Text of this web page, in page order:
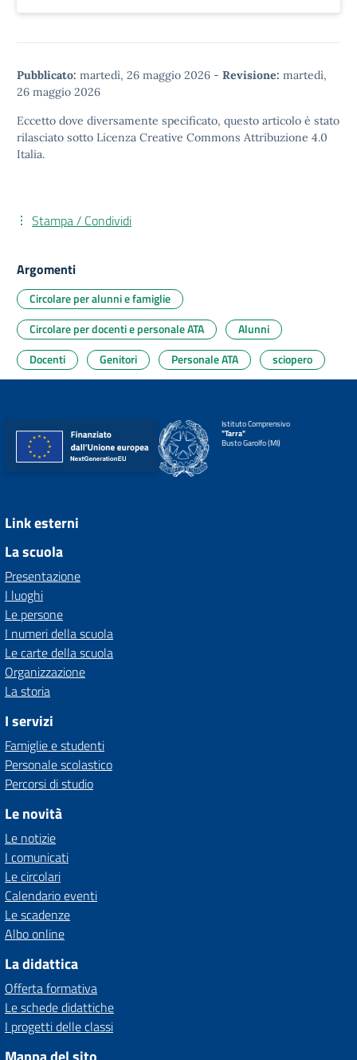
Pubblicato: martedì, 26 maggio 2026 - Revisione: martedì,
26 maggio 2026
Eccetto dove diversamente specificato, questo articolo è stato
rilasciato sotto Licenza Creative Commons Attribuzione 4.0
Italia.
Stampa / Condividi
Argomenti
Circolare per alunni e famiglie
Circolare per docenti e personale ATA
Alunni
Docenti
Genitori Personale ATA sciopero
Istituto Comprensivo
"Tarra"
Busto Garolfo (MI)
Link esterni
La scuola
Presentazione
I luoghi
Le persone
I numeri della scuola
Le carte della scuola
Organizzazione
La storia
I servizi
Famiglie e studenti
Personale scolastico
Percorsi di studio
Le novità
Le notizie
I comunicati
Le circolari
Calendario eventi
Le scadenze
Albo online
La didattica
Offerta formativa
Le schede didattiche
I progetti delle classi